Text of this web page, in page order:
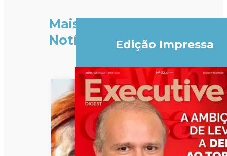
Mais
Notícias
Edição Impressa